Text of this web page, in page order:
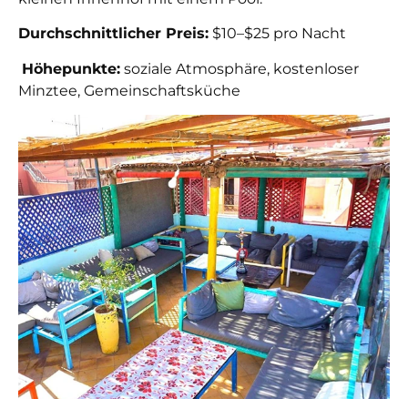
Durchschnittlicher Preis: $10–$25 pro Nacht
Höhepunkte: soziale Atmosphäre, kostenloser
Minztee, Gemeinschaftsküche